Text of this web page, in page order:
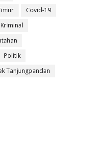
Covid-19
Kriminal
Politik
Tanjungpandan